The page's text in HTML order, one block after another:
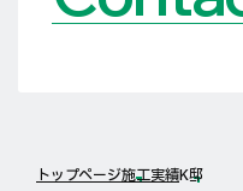
トップページ施工実績K邸